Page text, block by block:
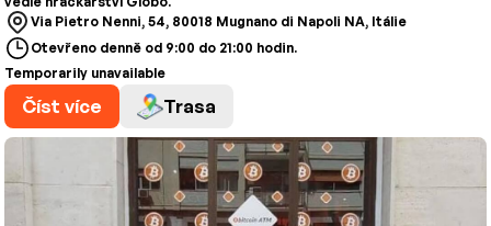
Via Pietro Nenni, 54, 80018 Mugnano di Napoli NA, Itálie
Otevřeno denně od 9:00 do 21:00 hodin.
Temporarily unavailable
Číst více Trasa